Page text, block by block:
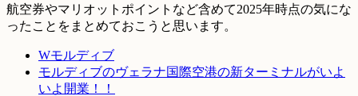
航空券やマリオットポイントなど含めて2025年時点の気にな
ったことをまとめておこうと思います。
Wモルディブ
モルディブのヴェラナ国際空港の新ターミナルがいよ
いよ開業！！